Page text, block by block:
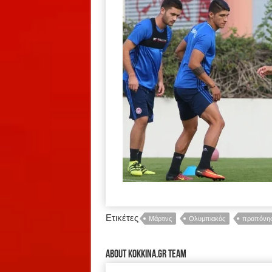
Ετικέτες Μάρτινς Ολυμπιακός
About kokkina.gr TEAM